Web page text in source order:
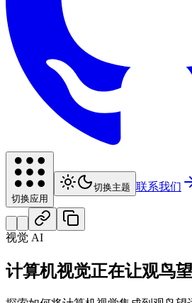
切换应用
切换主题 联系我们
视觉 AI
计算机视觉正在让观鸟